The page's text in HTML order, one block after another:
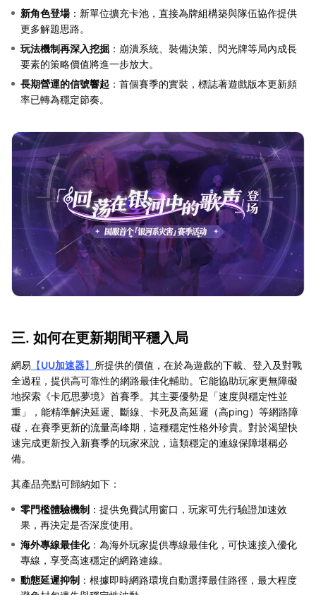
新角色登場：新單位擴充卡池，直接為牌組構築與隊伍協作提供
更多解題思路。
玩法機制再深入挖掘 ：崩潰系統、裝備決策、閃光牌等局內成長
要素的策略價值將進一步放大。
長期營運的信號響起 ：首個賽季的實裝，標誌著遊戲版本更新頻
率已轉為穩定節奏。
三. 如何在更新期間平穩入局
網易 【UU加速器】 所提供的價值，在於為遊戲的下載、登入及對戰
全過程，提供高可靠性的網路最佳化輔助。它能協助玩家更無障礙
地探索《卡厄思夢境》首賽季。其主要優勢是「速度與穩定性並
重」，能精準解決延遲、斷線、卡死及高延遲（高ping）等網路障
礙，在賽季更新的流量高峰期，這種穩定性格外珍貴。對於渴望快
速完成更新投入新賽季的玩家來說，這類穩定的連線保障堪稱必
備。
其產品亮點可歸納如下：
零門檻體驗機制 ：提供免費試用窗口，玩家可先行驗證加速效
果，再決定是否深度使用。
海外專線最佳化：為海外玩家提供專線最佳化，可快速接入優化
專線，享受高速穩定的網路連線。
動態延遲抑制 ：根據即時網路環境自動選擇最佳路徑，最大程度